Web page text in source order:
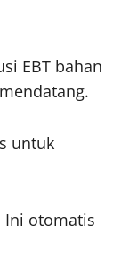
EBT bahan
untuk
Ini otomatis